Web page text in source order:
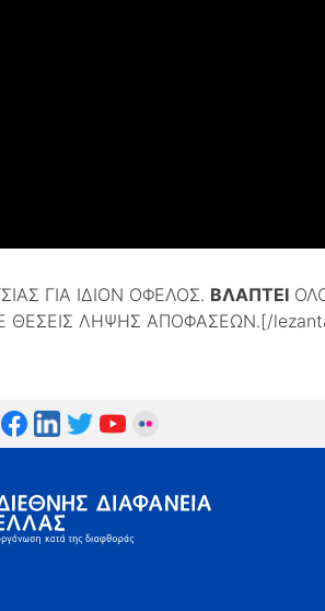
ΓΙΑ ΙΔΙON ΟΦΕΛΟΣ. ΒΛΑΠΤΕΙ
ΘΕΣΕΙΣ ΛΗΨΗΣ ΑΠΟΦΑΣΕΩΝ.[/